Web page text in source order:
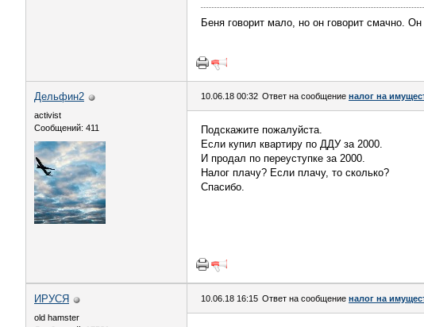
Беня говорит мало, но он говорит смачно.
Дельфин2
activist
Сообщений: 411
10.06.18 00:32 Ответ на сообщение налог на
Подскажите пожалуйста.
Если купил квартиру по ДДУ за 2000.
И продал по переуступке за 2000.
Налог плачу? Если плачу, то сколько?
Спасибо.
ИРУСЯ
old hamster
10.06.18 16:15 Ответ на сообщение налог на